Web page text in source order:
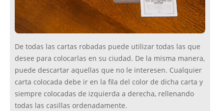
De todas las cartas robadas puede utilizar todas las que
desee para colocarlas en su ciudad. De la misma manera,
puede descartar aquellas que no le interesen. Cualquier
carta colocada debe ir en la fila del color de dicha carta y
siempre colocadas de izquierda a derecha, rellenando
todas las casillas ordenadamente.